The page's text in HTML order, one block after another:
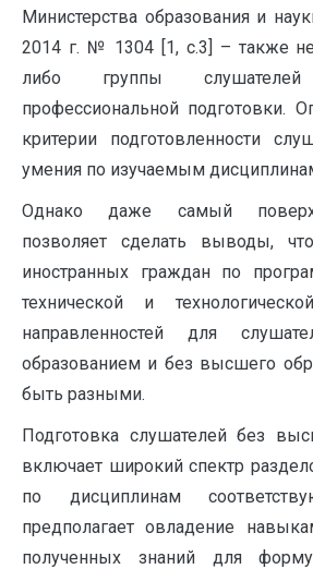
Министерства образования и
2014 г. № 1304 [1, с.3] – также
либо группы
профессиональной подготовки.
критерии подготовленности
умения по изучаемым
Однако даже самый
позволяет сделать выводы,
иностранных граждан по
технической и
направленностей для
образованием и без высшего
быть разными.
Подготовка слушателей без
включает широкий спектр
по дисциплинам
предполагает овладение
полученных знаний для